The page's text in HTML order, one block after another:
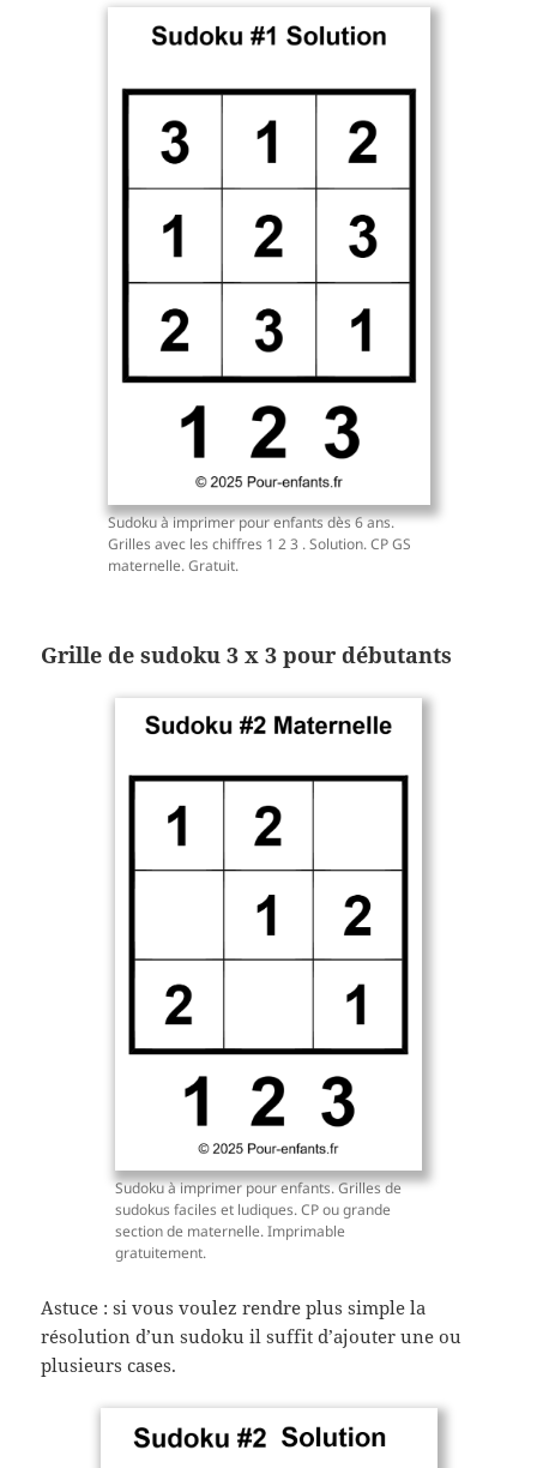
Sudoku à imprimer pour enfants dès 6 ans.
Grilles avec les chiffres 1 2 3 . Solution. CP GS
maternelle. Gratuit.
Grille de sudoku 3 x 3 pour débutants
Sudoku à imprimer pour enfants. Grilles de
sudokus faciles et ludiques. CP ou grande
section de maternelle. Imprimable
gratuitement.
Astuce : si vous voulez rendre plus simple la
résolution d’un sudoku il suffit d’ajouter une ou
plusieurs cases.